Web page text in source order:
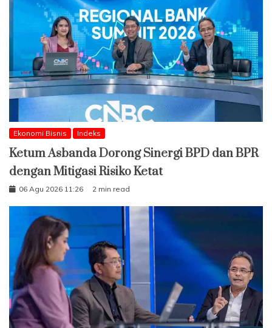
Ekonomi Bisnis Indeks
Ketum Asbanda Dorong Sinergi BPD dan BPR
dengan Mitigasi Risiko Ketat
06 Agu 2026 11:26 2 min read